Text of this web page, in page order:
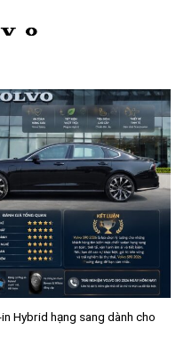
Hybrid hạng sang dành cho